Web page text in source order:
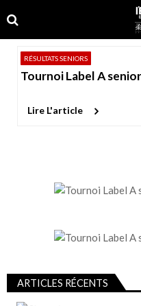
to
navigation
to
content
RÉSULTATS SENIORS
Tournoi Label A
Lire L'article
ARTICLES RÉCENTS